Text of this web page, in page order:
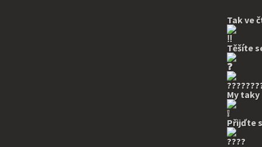
Tak ve
Těšíte
My taky
Přijďte